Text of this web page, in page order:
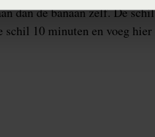
dan de banaan zelf. De schil
schil 10 minuten en voeg hier